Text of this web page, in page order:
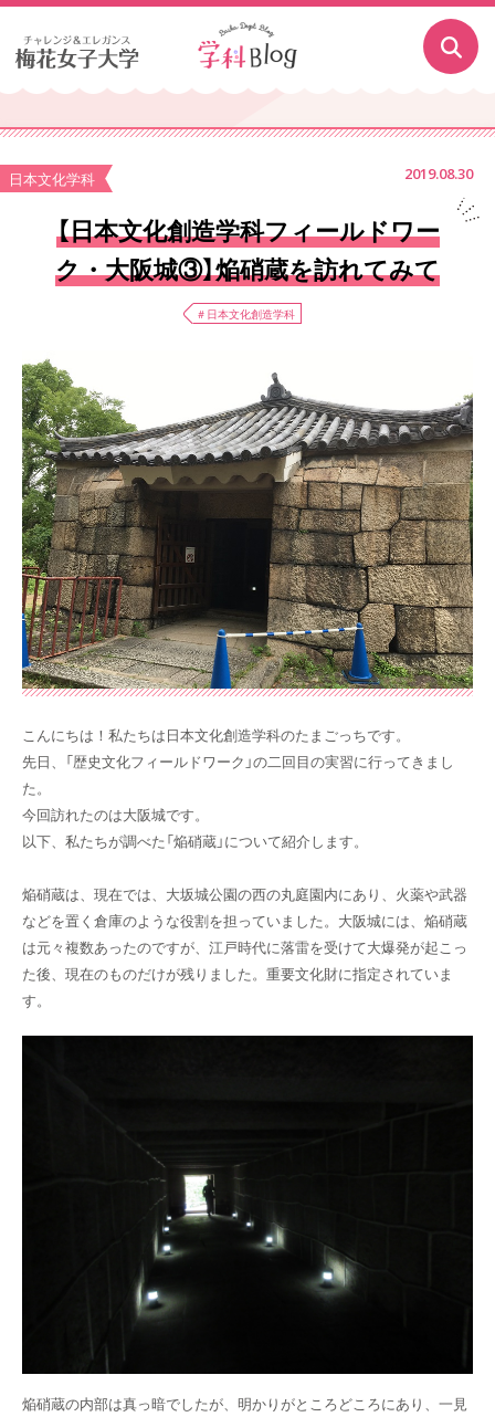
日本文化学科 2019.08.30
【日本文化創造学科フィールドワー
ク・大阪城③】焔硝蔵を訪れてみて
＃日本文化創造学科
こんにちは！私たちは日本文化創造学科のたまごっちです。
先日、「歴史文化フィールドワーク」の二回目の実習に行ってきまし
た。
今回訪れたのは大阪城です。
以下、私たちが調べた「焔硝蔵」について紹介します。
焔硝蔵は、現在では、大坂城公園の西の丸庭園内にあり、火薬や武器
などを置く倉庫のような役割を担っていました。大阪城には、焔硝蔵
は元々複数あったのですが、江戸時代に落雷を受けて大爆発が起こっ
た後、現在のものだけが残りました。重要文化財に指定されていま
す。
焔硝蔵の内部は真っ暗でしたが、明かりがところどころにあり、一見